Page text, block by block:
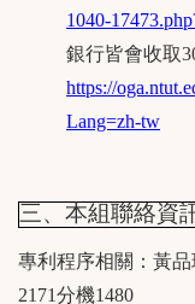
1040-
銀行皆會收取
https://
Lang=zh-tw
三、本組聯絡資
專利程序相關：黃品
2171分機1480